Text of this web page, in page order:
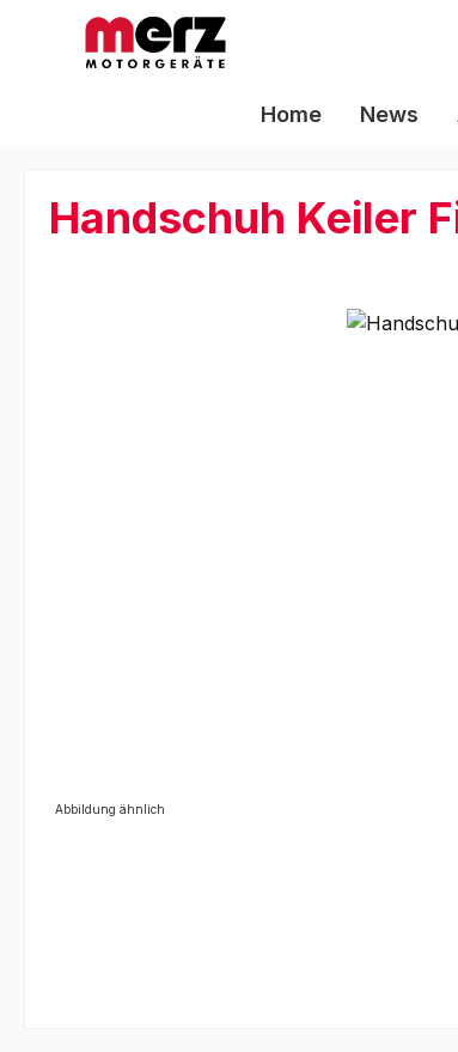
Hauptinhalt springen
Zur Suche springen
Zur Hauptnavigation springen
Home News
Handschuh Keiler
Abbildung ähnlich